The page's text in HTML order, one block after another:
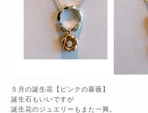
５月の誕生花【ピンクの薔薇】
誕生石もいいですが
誕生花のジュエリーもまた一興。